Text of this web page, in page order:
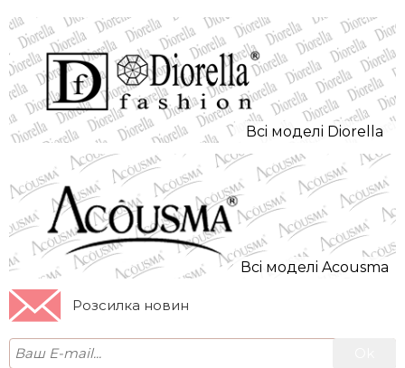
Всi моделi Diorella
Всi моделi Acousma
Розсилка новин